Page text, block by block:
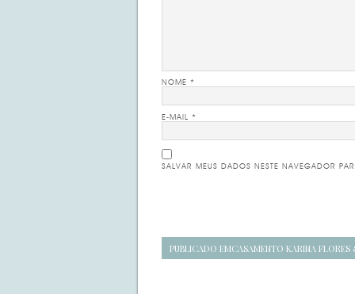
NOME *
E-MAIL *
SALVAR MEUS DADOS NESTE NAVEGADOR
Navegação
PUBLICADO EMCASAMENTO KARINA FLORES